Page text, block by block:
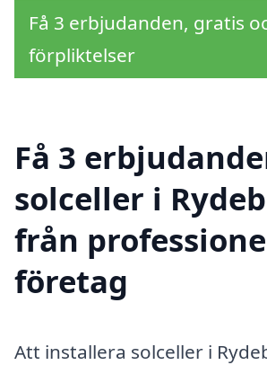
Få 3 erbjudanden, gratis
förpliktelser
Få 3
solceller i
från
företag
Att installera solceller i